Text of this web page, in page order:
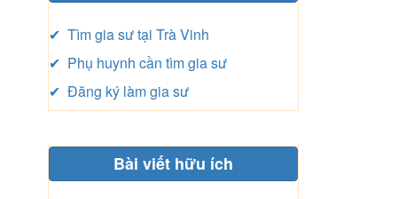
✔ Tìm gia sư tại Trà Vinh
✔ Phụ huynh cần tìm gia sư
✔ Đăng ký làm gia sư
Bài viết hữu ích